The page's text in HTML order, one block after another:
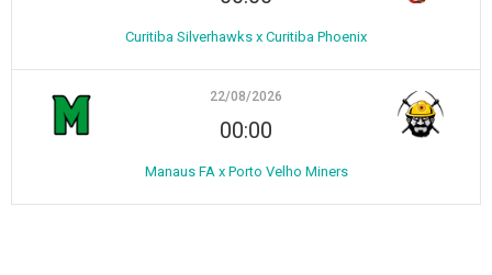
Curitiba Silverhawks x Curitiba Phoenix
22/08/2026
00:00
Manaus FA x Porto Velho Miners